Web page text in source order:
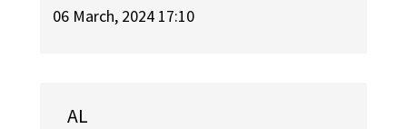
06 March, 2024 17:10
AL